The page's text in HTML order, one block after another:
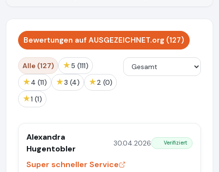
Bewertungen auf AUSGEZEICHNET.org (127)
Alle (127) ★ 5 (111)
★ 4 (11) ★ 3 (4) ★ 2 (0)
★ 1 (1)
Alexandra
Hugentobler
30.04.2026 Verifiziert
Super schneller Service